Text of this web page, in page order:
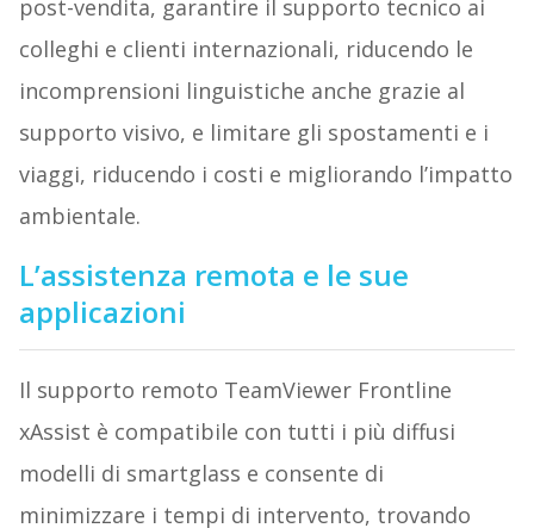
post-vendita, garantire il supporto tecnico ai
colleghi e clienti internazionali, riducendo le
incomprensioni linguistiche anche grazie al
supporto visivo, e limitare gli spostamenti e i
viaggi, riducendo i costi e migliorando l’impatto
ambientale.
L’assistenza remota e le sue
applicazioni
Il supporto remoto TeamViewer Frontline
xAssist è compatibile con tutti i più diffusi
modelli di smartglass e consente di
minimizzare i tempi di intervento, trovando